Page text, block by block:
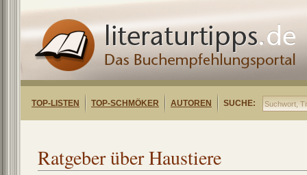
TOP-LISTEN TOP-SCHMÖKER AUTOREN SUCHE:
Ratgeber über Haustiere